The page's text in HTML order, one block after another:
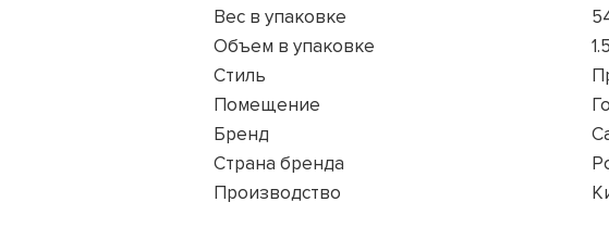
Вес в упаковке
Объем в упаковке
Стиль
Помещение
Бренд
Страна бренда
Производство